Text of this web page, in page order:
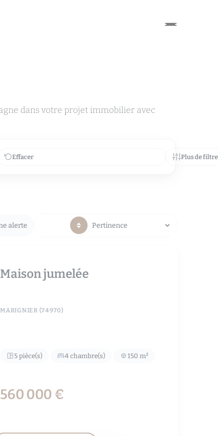
dans votre projet immobilier avec
Effacer Plus de
alerte
Maison jumelée
MARIGNIER (74970)
5 pièce(s) 4 chambre(s) 150 m²
560 000 €